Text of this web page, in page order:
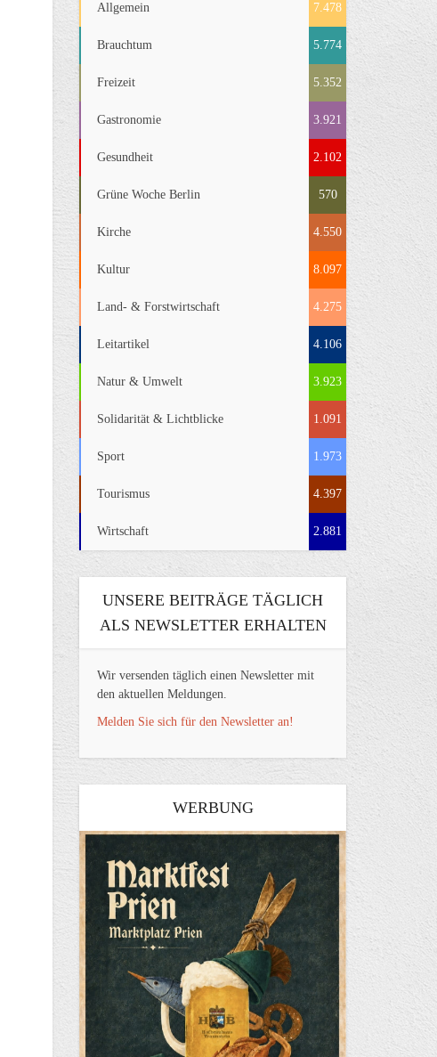
Allgemein 7.478
Brauchtum 5.774
Freizeit 5.352
Gastronomie 3.921
Gesundheit 2.102
Grüne Woche Berlin 570
Kirche 4.550
Kultur 8.097
Land- & Forstwirtschaft 4.275
Leitartikel 4.106
Natur & Umwelt 3.923
Solidarität & Lichtblicke 1.091
Sport 1.973
Tourismus 4.397
Wirtschaft 2.881
UNSERE BEITRÄGE TÄGLICH
ALS NEWSLETTER ERHALTEN
Wir versenden täglich einen Newsletter mit
den aktuellen Meldungen.
Melden Sie sich für den Newsletter an!
WERBUNG